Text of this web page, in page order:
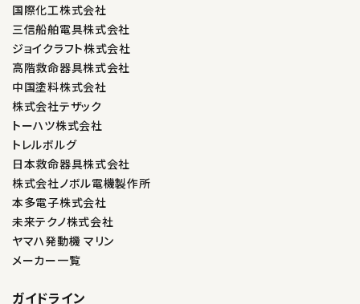
国際化工株式会社
三信船舶電具株式会社
ジョイクラフト株式会社
高階救命器具株式会社
中国塗料株式会社
株式会社テザック
トーハツ株式会社
トレルボルグ
日本救命器具株式会社
株式会社ノボル電機製作所
本多電子株式会社
未来テクノ株式会社
ヤマハ発動機 マリン
メーカー一覧
ガイドライン